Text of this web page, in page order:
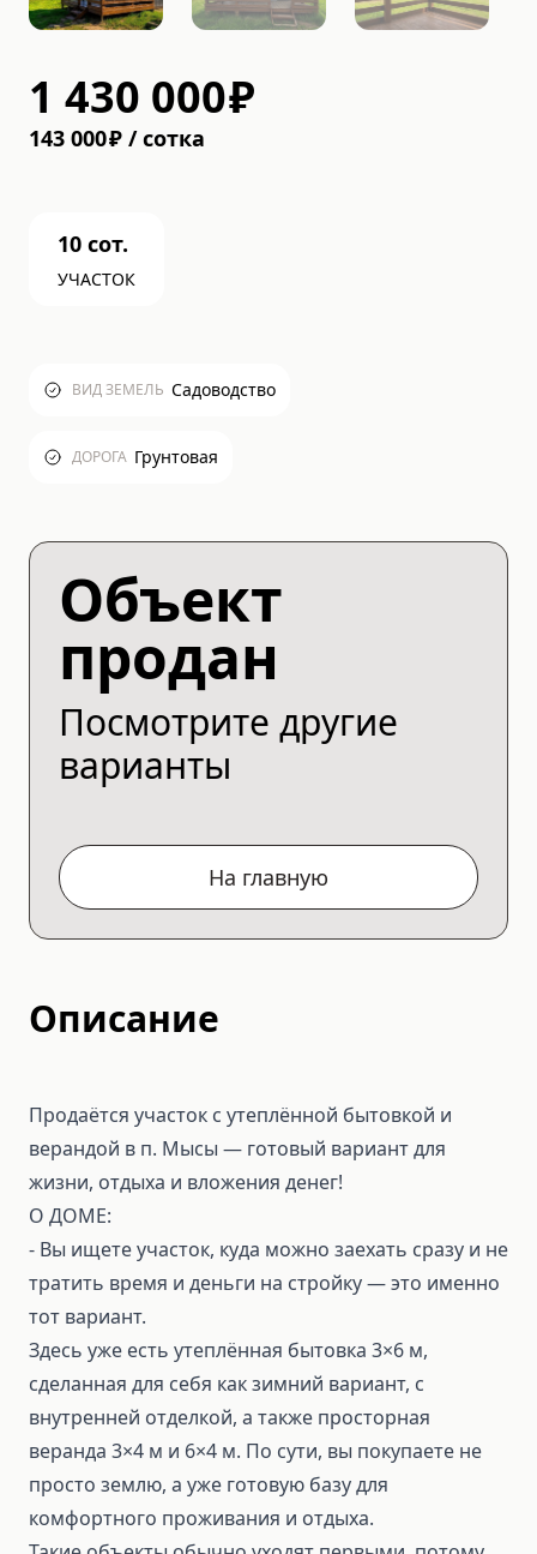
1 430 000₽
143 000₽ /cотка
10 сот.
УЧАСТОК
ВИД ЗЕМЕЛЬ Садоводство
ДОРОГА Грунтовая
Объект
продан
Посмотрите другие
варианты
На главную
Описание
Продаётся участок с утеплённой бытовкой и
верандой в п. Мысы — готовый вариант для
жизни, отдыха и вложения денег!
О ДОМЕ:
- Вы ищете участок, куда можно заехать сразу и не
тратить время и деньги на стройку — это именно
тот вариант.
Здесь уже есть утеплённая бытовка 3×6 м,
сделанная для себя как зимний вариант, с
внутренней отделкой, а также просторная
веранда 3×4 м и 6×4 м. По сути, вы покупаете не
просто землю, а уже готовую базу для
комфортного проживания и отдыха.